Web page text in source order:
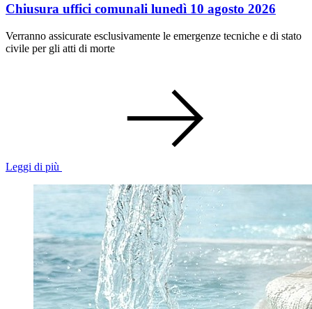
Chiusura uffici comunali lunedì 10 agosto 2026
Verranno assicurate esclusivamente le emergenze tecniche e di stato
civile per gli atti di morte
Leggi di più